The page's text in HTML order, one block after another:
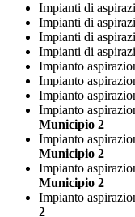
Impianti di
Impianti di
Impianti di
Impianti di
Impianto
Impianto
Impianto
Impianto
Municipio 2
Impianto
Municipio 2
Impianto
Municipio 2
Impianto
2